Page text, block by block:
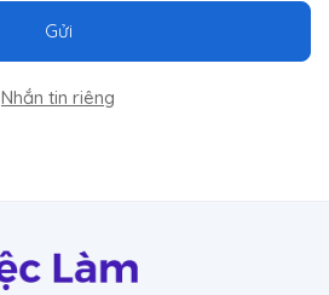
Gửi
Nhắn tin riêng